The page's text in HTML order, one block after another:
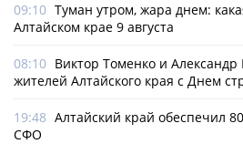
09:10 Туман утром, жара днем:
Алтайском крае 9 августа
08:10 Виктор Томенко и
жителей Алтайского края с Днем
19:48 Алтайский край обеспечил
СФО